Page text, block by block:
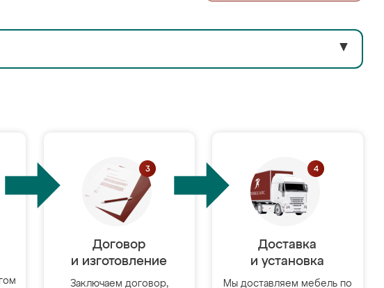
▼
Договор
и изготовление
Заключаем договор,
Доставка
и установка
Мы доставляем мебель по